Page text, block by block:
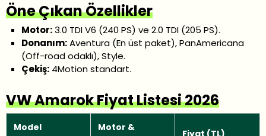
Öne Çıkan Özellikler
Motor:3.0 TDI V6 (240 PS) ve 2.0 TDI (205 PS).
Donanım:Aventura (En üst paket), PanAmericana
(Off-road odaklı), Style.
Çekiş: 4Motion standart.
VW Amarok Fiyat Listesi 2026
Model
Motor &